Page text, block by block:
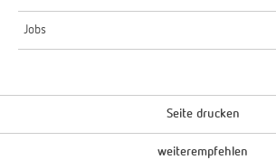
Jobs
Seite drucken
weiterempfehlen